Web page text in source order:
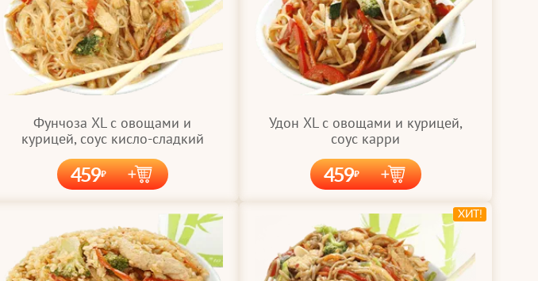
Фунчоза XL с овощами и
курицей, соус кисло-сладкий
459
Удон XL с овощами и курицей,
соус карри
459
ХИТ!